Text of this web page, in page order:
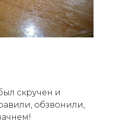
скручен и
обзвонили,